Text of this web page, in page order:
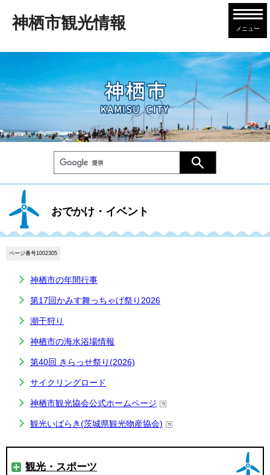
神栖市観光情報 メニュー
おでかけ・イベント
ページ番号1002305
神栖市の年間行事
第17回かみす舞っちゃげ祭り2026
潮干狩り
神栖市の海水浴場情報
第40回 きらっせ祭り(2026)
サイクリングロード
神栖市観光協会公式ホームページ
観光いばらき(茨城県観光物産協会)
観光・スポーツ